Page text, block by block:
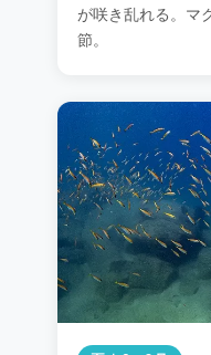
が咲き乱れる。マ
節。